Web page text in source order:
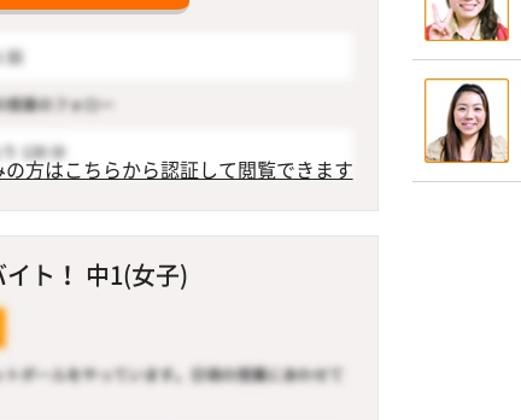
の方はこちらから認証して閲覧できます
ト！ 中1(女子)